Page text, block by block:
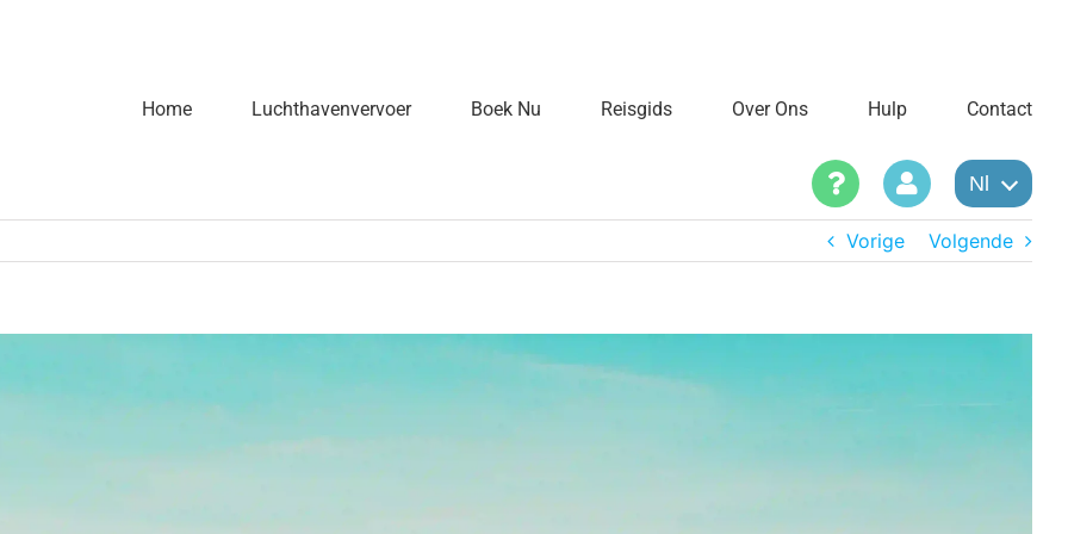
Home Luchthavenvervoer Boek Nu Reisgids Over Ons Hulp Contact
Nl
Vorige Volgende